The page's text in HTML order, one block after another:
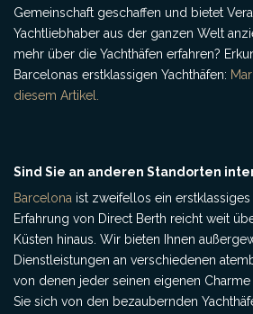
Gemeinschaft geschaffen und bietet
Yachtliebhaber aus der ganzen Welt
mehr über die Yachthäfen erfahren?
Barcelonas erstklassigen Yachthäfen:
diesem Artikel.
Sind Sie an anderen Standorten
Barcelona ist zweifellos ein
Erfahrung von Direct Berth reicht weit
Küsten hinaus. Wir bieten Ihnen
Dienstleistungen an verschiedenen
von denen jeder seinen eigenen
Sie sich von den bezaubernden